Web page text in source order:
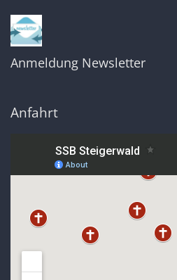
Anmeldung Newsletter
Anfahrt